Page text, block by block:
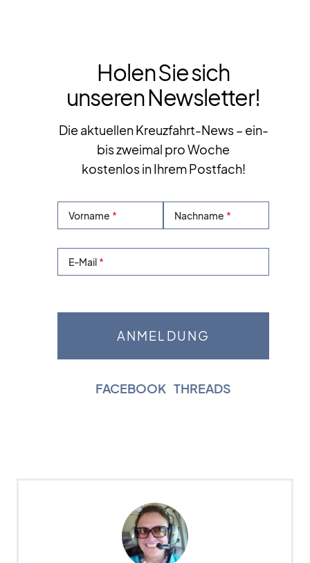
Holen Sie sich
unseren Newsletter!
Die aktuellen Kreuzfahrt-News – ein-
bis zweimal pro Woche
kostenlos in Ihrem Postfach!
Vorname Nachname
E-Mail
FACEBOOK THREADS